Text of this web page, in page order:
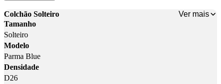
Colchão Solteiro
Ver mais
Tamanho
Solteiro
Modelo
Parma Blue
Densidade
D26